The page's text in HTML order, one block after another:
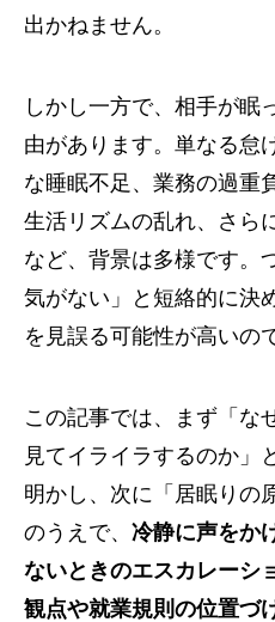
出かねません。
しかし一方で、相手が眠
由があります。単なる怠
な睡眠不足、業務の過重
生活リズムの乱れ、さら
など、背景は多様です。
気がない」と短絡的に決
を見誤る可能性が高いの
この記事では、まず「な
見てイライラするのか」
明かし、次に「居眠りの
のうえで、 冷静に声をか
ないときのエスカレーシ
観点や就業規則の位置づ